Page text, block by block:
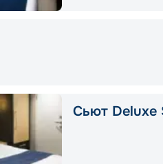
Сьют Deluxe